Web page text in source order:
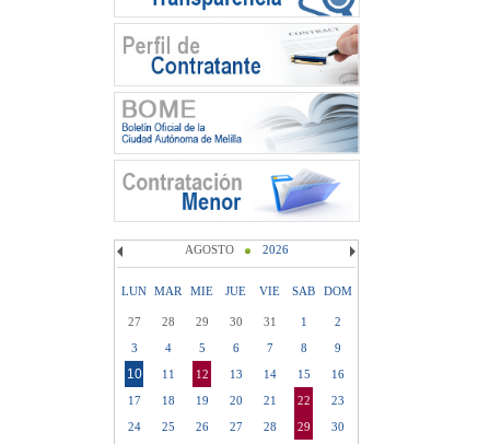
AGOSTO 2026
LUN MAR MIE JUE VIE SAB DOM
27 28 29 30 31 1
2
3
4 5 6 7 8 9
10 11 12 13 14 15
16
17
18 19 20 21 22
23
24
25 26 27 28 29
30